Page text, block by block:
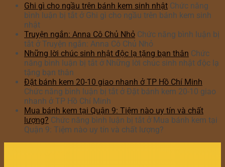
Ghi gì cho ngầu trên bánh kem sinh nhật Chức năng
bình luận bị tắt ở Ghi gì cho ngầu trên bánh kem sinh
nhật
Truyện ngắn: Anna Cô Chủ Nhỏ Chức năng bình luận bị
tắt ở Truyện ngắn: Anna Cô Chủ Nhỏ
Những lời chúc sinh nhật độc lạ tặng bạn thân Chức
năng bình luận bị tắt ở Những lời chúc sinh nhật độc lạ
tặng bạn thân
Đặt bánh kem 20-10 giao nhanh ở TP Hồ Chí Minh
Chức năng bình luận bị tắt ở Đặt bánh kem 20-10 giao
nhanh ở TP Hồ Chí Minh
Mua bánh kem tại Quận 9: Tiệm nào uy tín và chất
lượng? Chức năng bình luận bị tắt ở Mua bánh kem tại
Quận 9: Tiệm nào uy tín và chất lượng?